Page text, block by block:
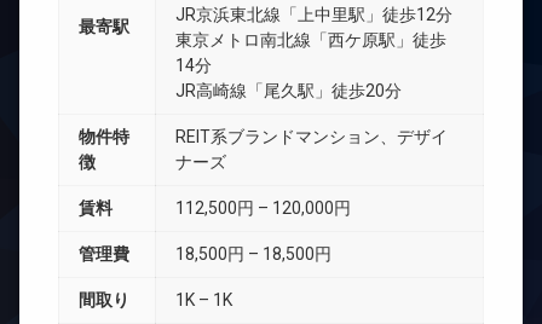
最寄駅
JR京浜東北線「上中里駅」徒歩12分
東京メトロ南北線「西ケ原駅」徒歩
14分
JR高崎線「尾久駅」徒歩20分
物件特
徴
REIT系ブランドマンション、デザイ
ナーズ
賃料 112,500円 – 120,000円
管理費 18,500円 – 18,500円
間取り 1K – 1K